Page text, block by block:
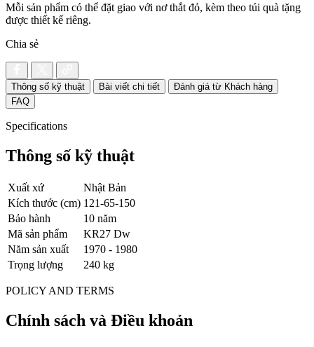
Mỗi sản phẩm có thể đặt giao với nơ thắt đỏ, kèm theo túi quà tặng
được thiết kế riêng.
Chia sẻ
Thông số kỹ thuật Bài viết chi tiết
Đánh giá từ Khách hàng
FAQ
Specifications
Thông số kỹ thuật
Xuất xứ
Nhật Bản
Kích thước (cm) 121-65-150
Bảo hành
10 năm
Mã sản phẩm
KR27 Dw
Năm sản xuất
1970 - 1980
Trọng lượng
240 kg
POLICY AND TERMS
Chính sách và Điều khoản